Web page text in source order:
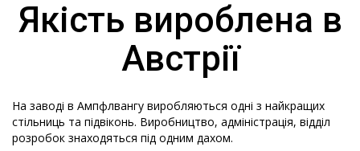
Якість вироблена в
Австрії
На заводі в Ампфлвангу виробляються одні з найкращих
стільниць та підвіконь. Виробництво, адміністрація, відділ
розробок знаходяться під одним дахом.